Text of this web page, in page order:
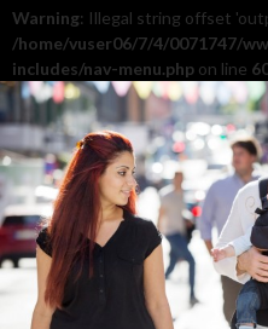
Warning: Illegal string offset
/home/vuser06/7/4/0071747/
includes/nav-menu.php on line